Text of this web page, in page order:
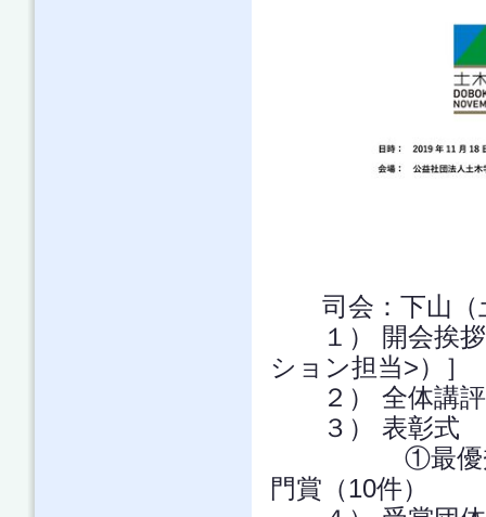
司会：下山（
１） 開会挨
ション担当>）］
２） 全体講評
３） 表彰式
①最優秀賞（
門賞（10件）